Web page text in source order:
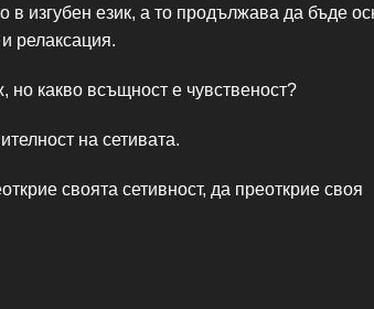
в изгубен език, a то продължава да бъде
релаксация.
какво всъщност е чувственост?
на сетивата.
своята сетивност, да преоткрие своя